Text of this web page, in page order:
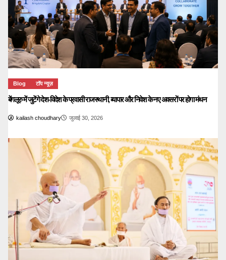
Blog टॉप न्यूज़
बेंगलूरु में जुटेंगे देश-विदेश के प्रवासी राजस्थानी, व्यापार और निवेश के नए अवसरों पर होगा मंथन
kailash choudhary जुलाई 30, 2026